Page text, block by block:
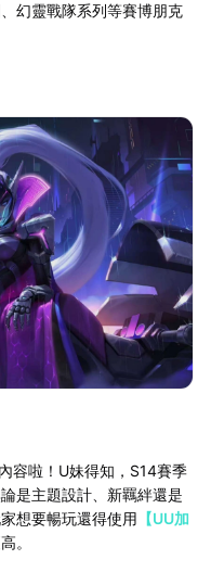
幻靈戰隊系列等賽博朋克
容啦！U妹得知，S14賽季
是主題設計、新羈絆還是
想要暢玩還得使用 【UU加
。